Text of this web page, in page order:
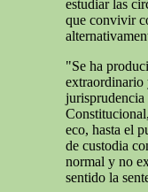
estudiar las
que convivir
"Se ha
extraordinario
eco, hasta el
de custodia
normal y no
sentido la